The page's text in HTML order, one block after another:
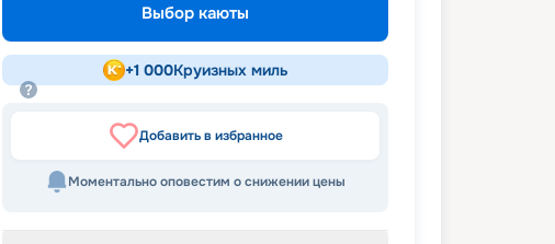
Выбор каюты
+1 000Круизных миль
Добавить в избранное
Моментально оповестим о снижении цены